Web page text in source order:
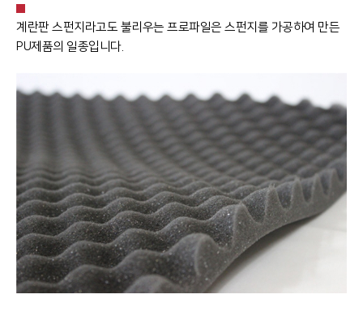
계란판 스펀지라고도 불리우는 프로파일은 스펀지를 가공하여 만든
PU제품의 일종입니다.